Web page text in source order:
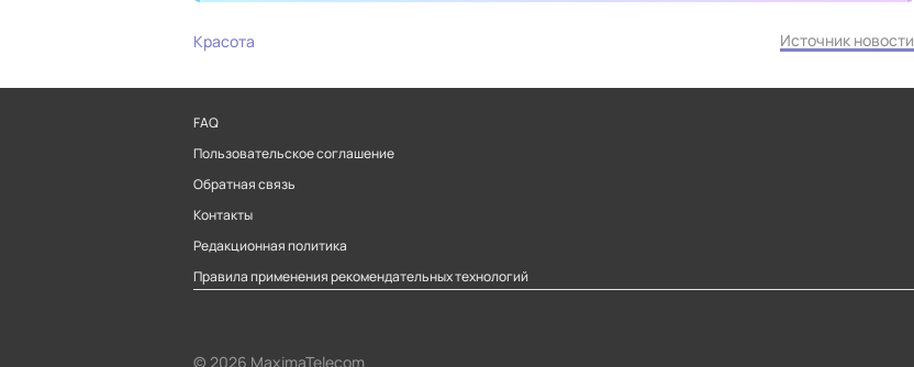
Красота Источник новости
FAQ
Пользовательское соглашение
Обратная связь
Контакты
Редакционная политика
Правила применения рекомендательных технологий
© 2026 MaximaTelecom